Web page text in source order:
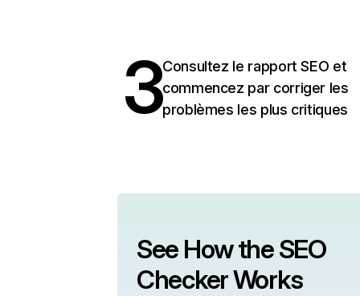
3Consultez le rapport SEO et
commencez par corriger les
problèmes les plus critiques
See How the SEO
Checker Works